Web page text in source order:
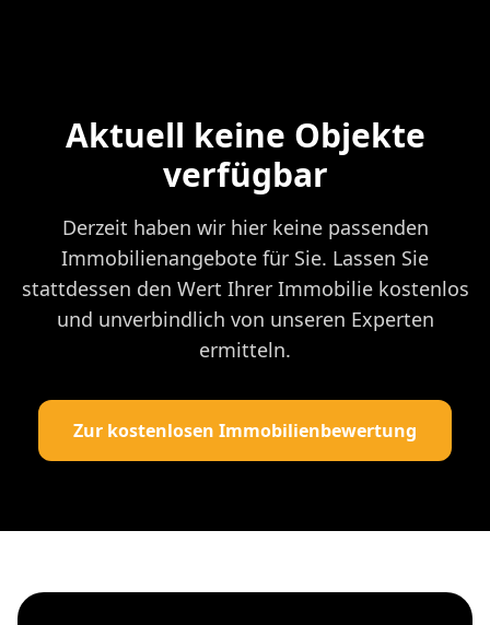
Aktuell keine Objekte
verfügbar
Derzeit haben wir hier keine passenden
Immobilienangebote für Sie. Lassen Sie
stattdessen den Wert Ihrer Immobilie kostenlos
und unverbindlich von unseren Experten
ermitteln.
Zur kostenlosen Immobilienbewertung